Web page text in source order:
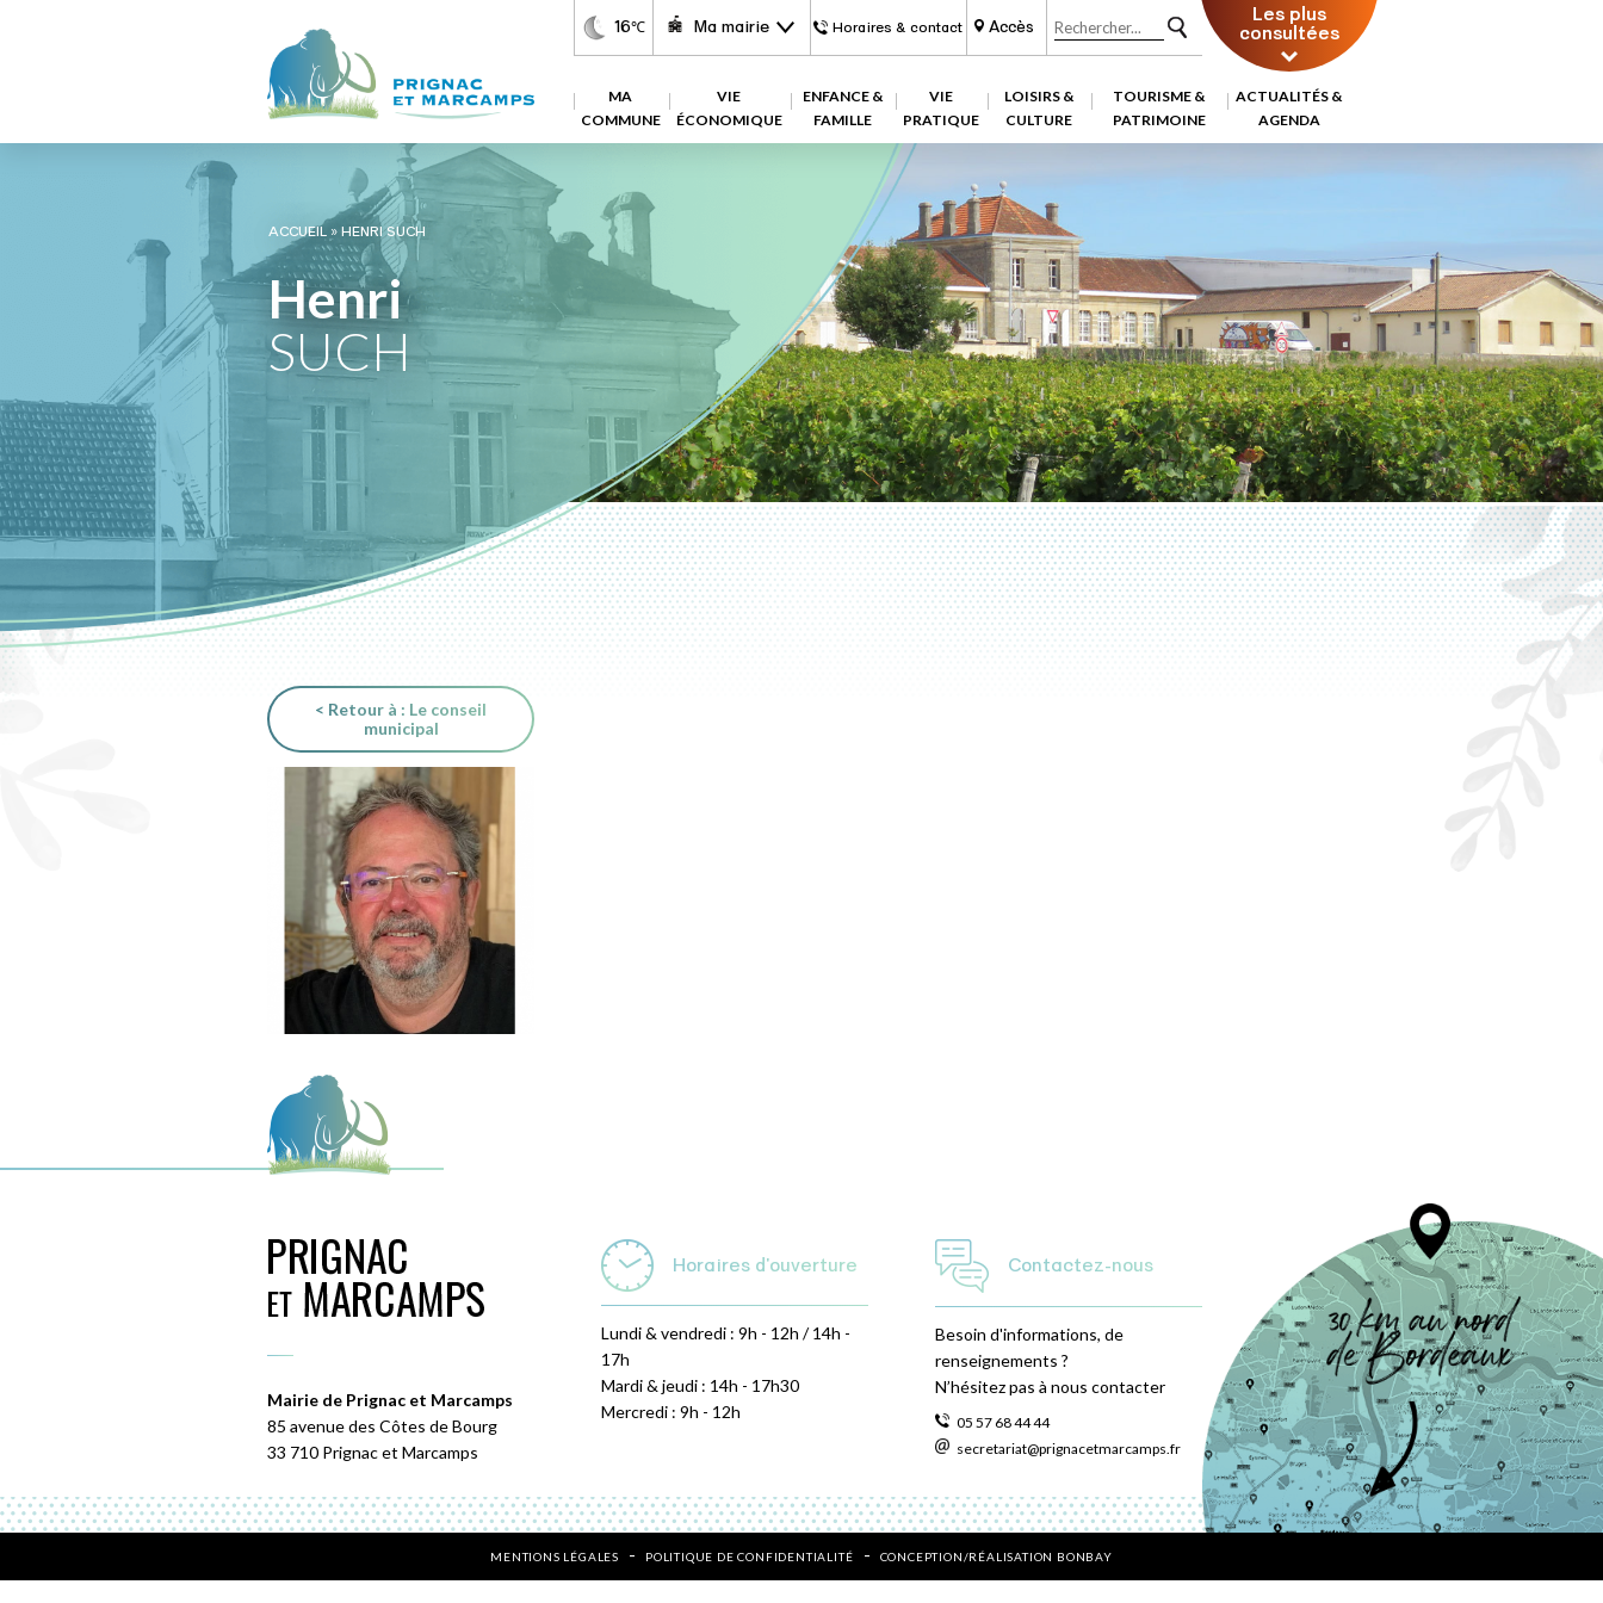
16℃ Ma mairie Horaires & contact Accès Les plus
consultées
MA
COMMUNE
VIE
ÉCONOMIQUE
ENFANCE &
FAMILLE
VIE
PRATIQUE
LOISIRS &
CULTURE
TOURISME &
PATRIMOINE
ACTUALITÉS &
AGENDA
ACCUEIL»HENRI SUCH
Henri
SUCH
< Retour à : Le conseil
municipal
Mairie de Prignac et Marcamps
85 avenue des Côtes de Bourg
33 710 Prignac et Marcamps
Horaires d'ouverture
Lundi & vendredi : 9h - 12h / 14h -
17h
Mardi & jeudi : 14h - 17h30
Mercredi : 9h - 12h
Contactez-nous
Besoin d'informations, de
renseignements ?
N’hésitez pas à nous contacter
05 57 68 44 44
secretariat@prignacetmarcamps.fr
MENTIONS LÉGALES POLITIQUE DE CONFIDENTIALITÉ CONCEPTION/RÉALISATION BONBAY